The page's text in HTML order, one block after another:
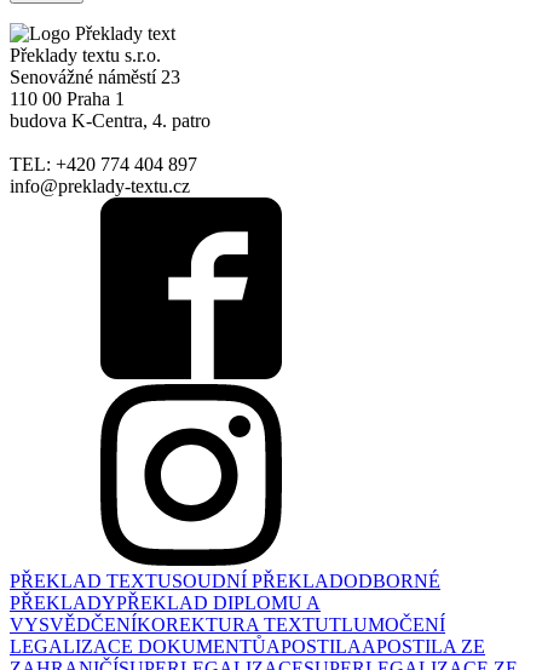
Překlady textu s.r.o.
Senovážné náměstí 23
110 00 Praha 1
budova K-Centra, 4. patro
TEL: +420 774 404 897
info@preklady-textu.cz
PŘEKLAD TEXTUSOUDNÍ PŘEKLADODBORNÉ
PŘEKLADYPŘEKLAD DIPLOMU A
VYSVĚDČENÍKOREKTURA TEXTUTLUMOČENÍ
LEGALIZACE DOKUMENTŮAPOSTILAAPOSTILA ZE